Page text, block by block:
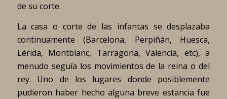
de su corte.
La casa o corte de las infantas se desplazaba
continuamente (Barcelona, Perpiñán, Huesca,
Lérida, Montblanc, Tarragona, Valencia, etc), a
menudo seguía los movimientos de la reina o del
rey. Uno de los lugares donde posiblemente
pudieron haber hecho alguna breve estancia fue